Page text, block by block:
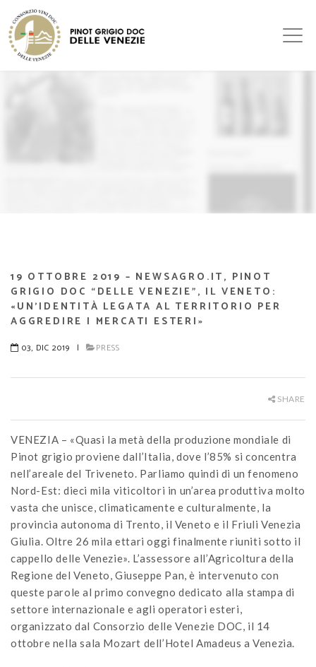
19 OTTOBRE 2019 – NEWSAGRO.IT, PINOT
GRIGIO DOC “DELLE VENEZIE”, IL VENETO:
«UN’IDENTITÀ LEGATA AL TERRITORIO PER
AGGREDIRE I MERCATI ESTERI»
03, DIC 2019 | PRESS
SHARE
VENEZIA – «Quasi la metà della produzione mondiale di
Pinot grigio proviene dall’Italia, dove l’85% si concentra
nell’areale del Triveneto. Parliamo quindi di un fenomeno
Nord-Est: dieci mila viticoltori in un’area produttiva molto
vasta che unisce, climaticamente e culturalmente, la
provincia autonoma di Trento, il Veneto e il Friuli Venezia
Giulia. Oltre 26 mila ettari oggi finalmente riuniti sotto il
cappello delle Venezie». L’assessore all’Agricoltura della
Regione del Veneto, Giuseppe Pan, è intervenuto con
queste parole al primo convegno dedicato alla stampa di
settore internazionale e agli operatori esteri,
organizzato dal Consorzio delle Venezie DOC, il 14
ottobre nella sala Mozart dell’Hotel Amadeus a Venezia.